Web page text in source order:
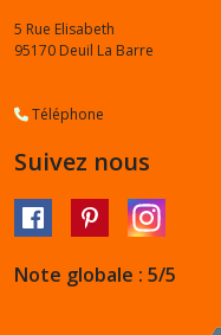
5 Rue Elisabeth
95170 Deuil La Barre
Téléphone
Suivez nous
Note globale : 5/5